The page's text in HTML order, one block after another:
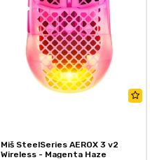
Miš SteelSeries AEROX 3 v2
Wireless - Magenta Haze